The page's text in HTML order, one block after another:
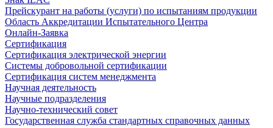
Прейскурант на работы (услуги) по испытаниям продукции
Область Аккредитации Испытательного Центра
Онлайн-Заявка
Сертификация
Сертификация электрической энергии
Системы добровольной сертификации
Сертификация систем менеджмента
Научная деятельность
Научные подразделения
Научно-технический совет
Государственная служба стандартных справочных данных